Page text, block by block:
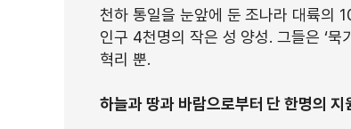
천하 통일을 눈앞에 둔 조나라 대륙의
인구 4천명의 작은 성 양성. 그들은 ‘묵
혁리 뿐.
하늘과 땅과 바람으로부터 단 한명의 지